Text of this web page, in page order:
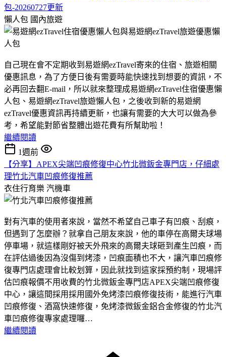
包-20260727更新
懶人包 國內旅遊
自己現在會不定期收到易遊網ezTravel寄來的住宿、旅遊相關
優惠訊息，為了方便日後有需要時能快速找到想要的資訊，不
必再回去翻E-mail，所以就來整理成易遊網ezTravel住宿優惠懶
人包、易遊網ezTravel旅遊懶人包，之後收到新的易遊網
ezTravel優惠資訊再持續更新，也讓有需要的大大可以做為參
考，希望能對節省整體出遊花費有所幫助啦！
繼續閱讀
1週前
【分享】APEX尖端凹痕修復中心竹北微鈑金專門店，仔細處
理竹北汽車凹痕修復推薦
衣住行育樂 汽機車
對有汽車的使用者來說，當然不希望自己車子有凹痕、刮痕，
但遇到了怎麼辦？就拿自己朋友來說，他的車停在高爾夫球場
停車場，就這樣剛好被天外飛來的高爾夫球砸到產生凹痕，而
在評估過後因為沒傷到烤漆，凹痕面積也不大，讓汽車凹痕修
復專門店處理會比較划算，因此就找到這家採預約制，現場評
估凹痕報價不用收費的竹北微鈑金專門店APEX尖端凹痕修復
中心，讓這間採用採用國外免烤漆凹痕修復技術，能進行汽車
凹痕修復、酒窩快速修復，免烤漆微鈑金鋁合金修復的竹北汽
車凹痕修復專家處理囉…
繼續閱讀